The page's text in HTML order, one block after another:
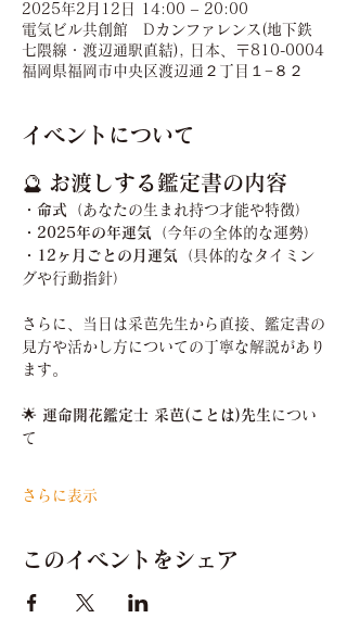
2025年2月12日 14:00 – 20:00
電気ビル共創館 Dカンファレンス(地下鉄
七隈線・渡辺通駅直結), 日本、〒810-0004
福岡県福岡市中央区渡辺通２丁目１−８２
イベントについて
🔮 お渡しする鑑定書の内容
・命式 （あなたの生まれ持つ才能や特徴）
・2025年の年運気 （今年の全体的な運勢）
・12ヶ月ごとの月運気 （具体的なタイミン
グや行動指針）
さらに、当日は采芭先生から直接、鑑定書の
見方や活かし方についての丁寧な解説があり
ます。
🌟 運命開花鑑定士 采芭(ことは)先生 につい
て
さらに表示
このイベントをシェア